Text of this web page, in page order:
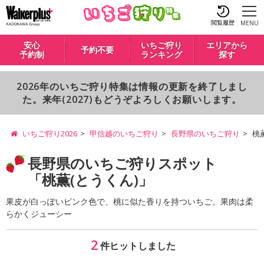
閲覧履歴 MENU
安心
予約制
予約不要
いちご狩り
ランキング
エリアから
探す
2026年のいちご狩り特集は情報の更新を終了しまし
た。来年(2027)もどうぞよろしくお願いします。
いちご狩り2026 甲信越のいちご狩り 長野県のいちご狩り 桃
長野県のいちご狩りスポット
「桃薫(とうくん)」
果皮が白っぽいピンク色で、桃に似た香りを持ついちご。果肉は柔
らかくジューシー
2件ヒットしました